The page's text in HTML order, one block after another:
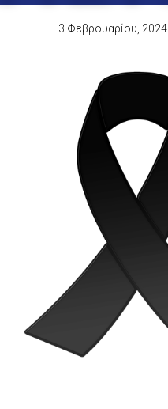
3 Φεβρουαρίου, 2024